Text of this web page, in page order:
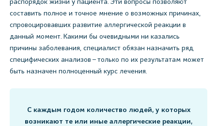
составить полное и точное мнение о возможных причинах,
спровоцировавших развитие аллергической реакции в
данный момент. Какими бы очевидными ни казались
причины заболевания, специалист обязан назначить ряд
специфических анализов – только по их результатам может
быть назначен полноценный курс лечения.
С каждым годом количество людей, у которых
возникают те или иные аллергические реакции,